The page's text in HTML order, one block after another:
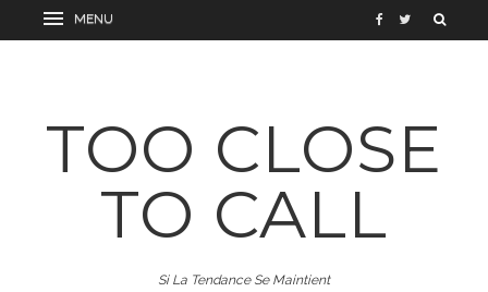
TOO CLOSE
TO CALL
Si La Tendance Se Maintient